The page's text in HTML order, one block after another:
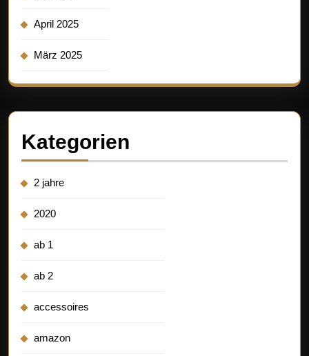
April 2025
März 2025
Kategorien
2 jahre
2020
ab 1
ab 2
accessoires
amazon